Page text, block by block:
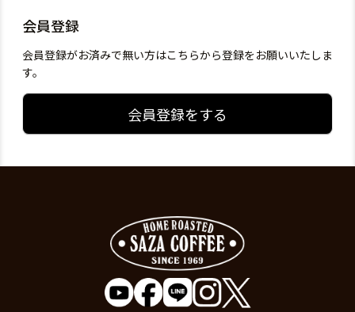
会員登録
会員登録がお済みで無い方はこちらから登録をお願いいたしま
す。
会員登録をする